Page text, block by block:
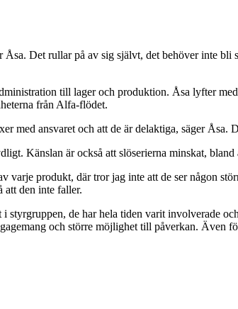
Det rullar på av sig självt, det behöver inte
till lager och produktion. Åsa lyfter
från Alfa-flödet.
med ansvaret och att de är delaktiga, säger Åsa.
Känslan är också att slöserierna minskat,
produkt, där tror jag inte att de ser någon
att den inte faller.
de har hela tiden varit involverade
och större möjlighet till påverkan.